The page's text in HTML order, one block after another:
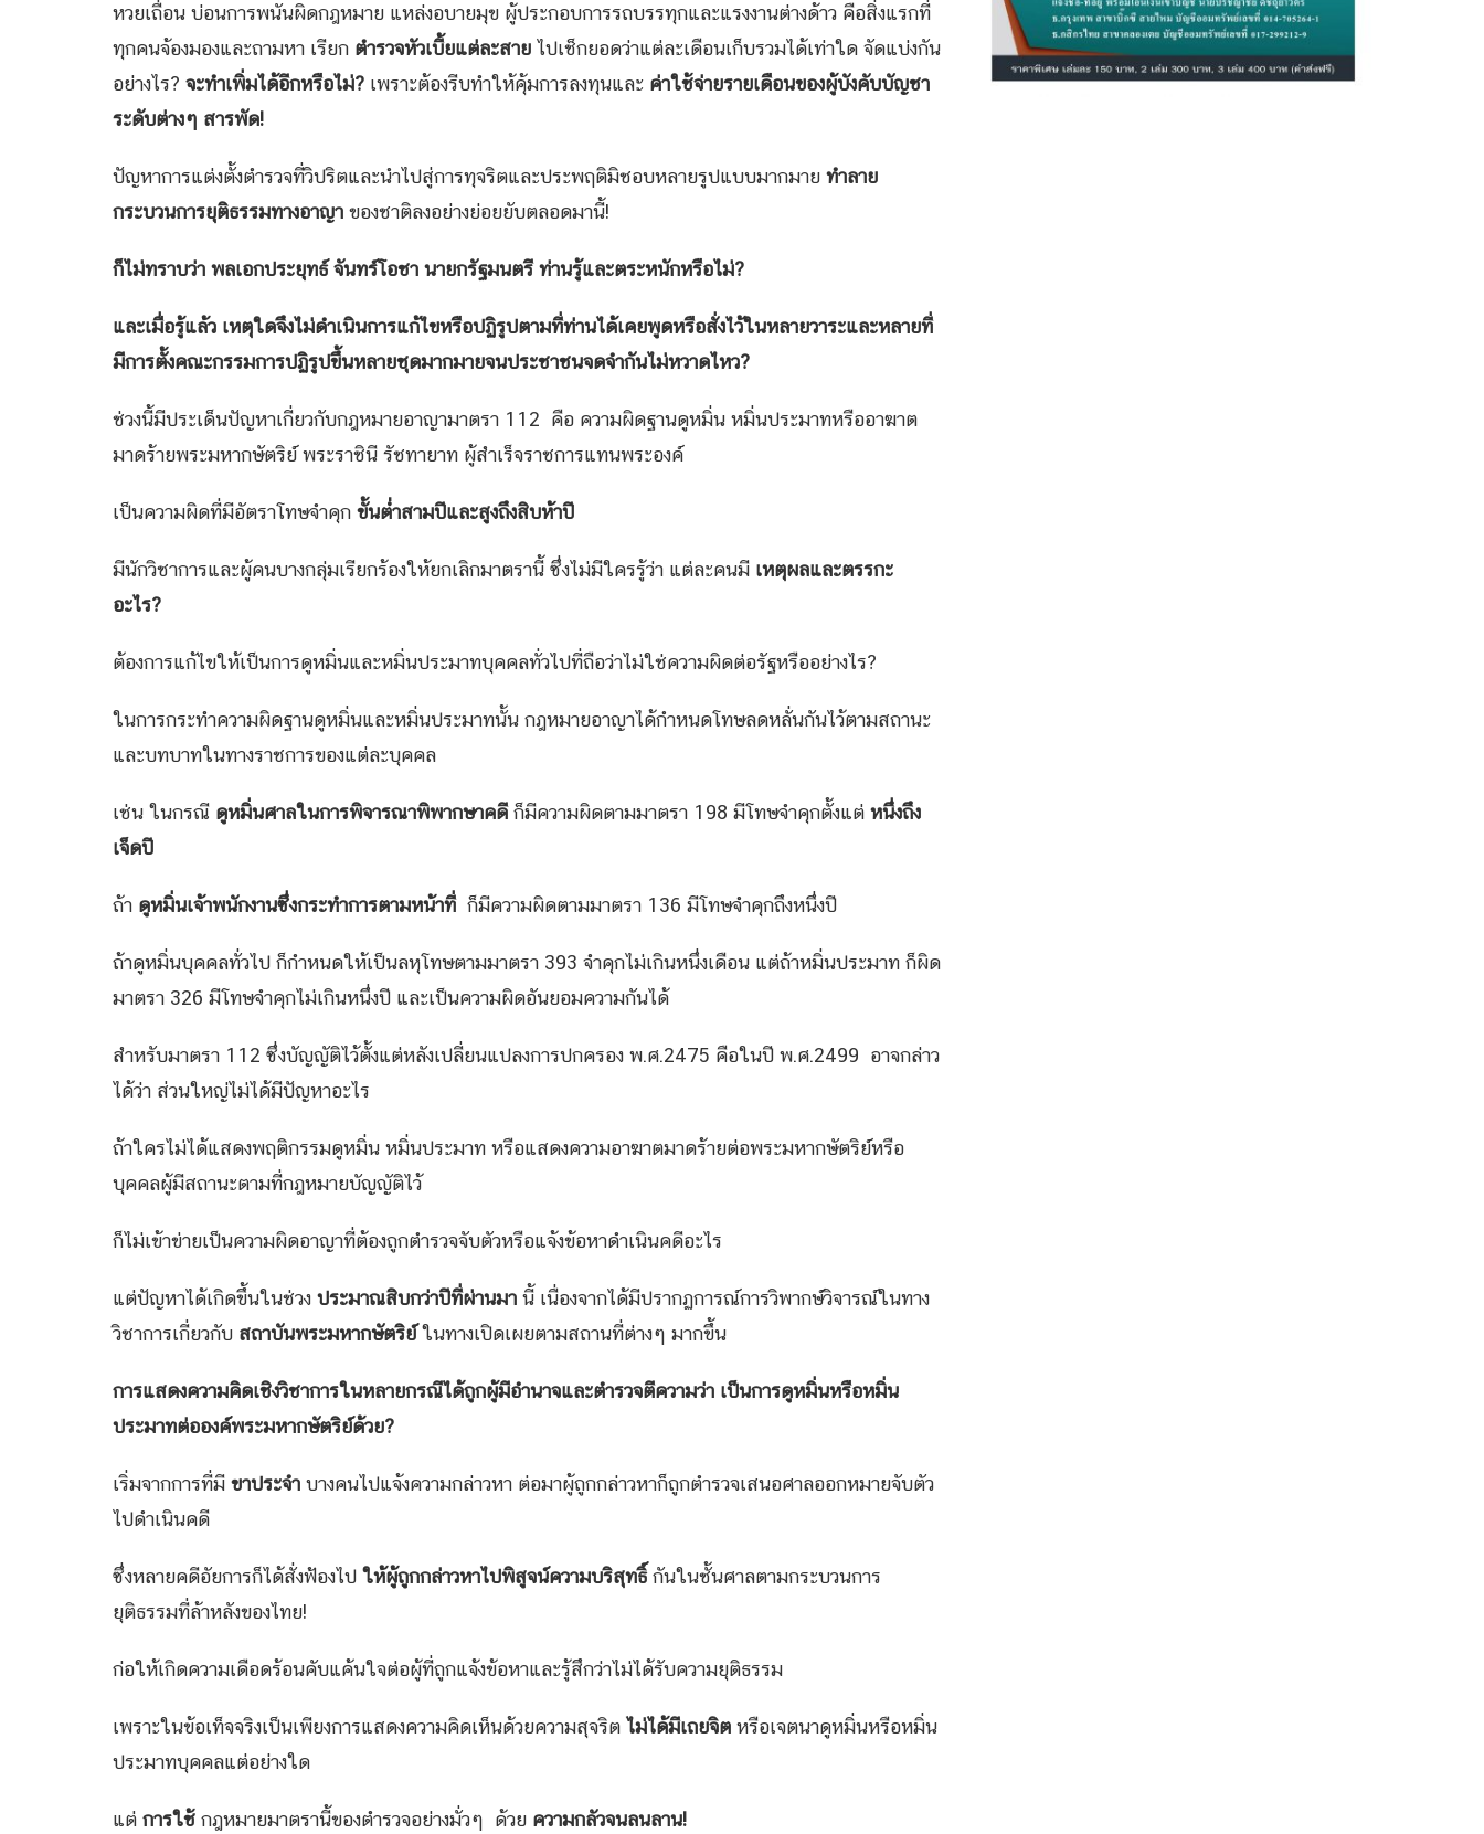
หวยเถื่อน บ่อนการพนันผิดกฎหมาย แหล่งอบายมุข ผู้ประกอบการรถบรรทุกและแรงงานต่างด้าว คือสิ่งแรกที่
ทุกคนจ้องมองและถามหา เรียก ตำรวจหัวเบี้ยแต่ละสาย ไปเช็กยอดว่าแต่ละเดือนเก็บรวมได้เท่าใด จัดแบ่งกัน
อย่างไร? จะทำเพิ่มได้อีกหรือไม่? เพราะต้องรีบทำให้คุ้มการลงทุนและ ค่าใช้จ่ายรายเดือนของผู้บังคับบัญชา
ระดับต่างๆ สารพัด!
ปัญหาการแต่งตั้งตำรวจที่วิปริตและนำไปสู่การทุจริตและประพฤติมิชอบหลายรูปแบบมากมาย ทำลาย
กระบวนการยุติธรรมทางอาญา ของชาติลงอย่างย่อยยับตลอดมานี้!
ก็ไม่ทราบว่า พลเอกประยุทธ์ จันทร์โอชา นายกรัฐมนตรี ท่านรู้และตระหนักหรือไม่?
และเมื่อรู้แล้ว เหตุใดจึงไม่ดำเนินการแก้ไขหรือปฏิรูปตามที่ท่านได้เคยพูดหรือสั่งไว้ในหลายวาระและหลายที่
มีการตั้งคณะกรรมการปฏิรูปขึ้นหลายชุดมากมายจนประชาชนจดจำกันไม่หวาดไหว?
ช่วงนี้มีประเด็นปัญหาเกี่ยวกับกฎหมายอาญามาตรา 112 คือ ความผิดฐานดูหมิ่น หมิ่นประมาทหรืออาฆาต
มาดร้ายพระมหากษัตริย์ พระราชินี รัชทายาท ผู้สำเร็จราชการแทนพระองค์
เป็นความผิดที่มีอัตราโทษจำคุก ขั้นต่ำสามปีและสูงถึงสิบห้าปี
มีนักวิชาการและผู้คนบางกลุ่มเรียกร้องให้ยกเลิกมาตรานี้ ซึ่งไม่มีใครรู้ว่า แต่ละคนมี เหตุผลและตรรกะ
อะไร?
ต้องการแก้ไขให้เป็นการดูหมิ่นและหมิ่นประมาทบุคคลทั่วไปที่ถือว่าไม่ใช่ความผิดต่อรัฐหรืออย่างไร?
ในการกระทำความผิดฐานดูหมิ่นและหมิ่นประมาทนั้น กฎหมายอาญาได้กำหนดโทษลดหลั่นกันไว้ตามสถานะ
และบทบาทในทางราชการของแต่ละบุคคล
เช่น ในกรณี ดูหมิ่นศาลในการพิจารณาพิพากษาคดีก็มีความผิดตามมาตรา 198 มีโทษจำคุกตั้งแต่ หนึ่งถึง
เจ็ดปี
ถ้า ดูหมิ่นเจ้าพนักงานซึ่งกระทำการตามหน้าที่ก็มีความผิดตามมาตรา 136 มีโทษจำคุกถึงหนึ่งปี
ถ้าดูหมิ่นบุคคลทั่วไป ก็กำหนดให้เป็นลหุโทษตามมาตรา 393 จำคุกไม่เกินหนึ่งเดือน แต่ถ้าหมิ่นประมาท ก็ผิด
มาตรา 326 มีโทษจำคุกไม่เกินหนึ่งปี และเป็นความผิดอันยอมความกันได้
สำหรับมาตรา 112 ซึ่งบัญญัติไว้ตั้งแต่หลังเปลี่ยนแปลงการปกครอง พ.ศ.2475 คือในปี พ.ศ.2499 อาจกล่าว
ได้ว่า ส่วนใหญ่ไม่ได้มีปัญหาอะไร
ถ้าใครไม่ได้แสดงพฤติกรรมดูหมิ่น หมิ่นประมาท หรือแสดงความอาฆาตมาดร้ายต่อพระมหากษัตริย์หรือ
บุคคลผู้มีสถานะตามที่กฎหมายบัญญัติไว้
ก็ไม่เข้าข่ายเป็นความผิดอาญาที่ต้องถูกตำรวจจับตัวหรือแจ้งข้อหาดำเนินคดีอะไร
แต่ปัญหาได้เกิดขึ้นในช่วง ประมาณสิบกว่าปีที่ผ่านมา นี้ เนื่องจากได้มีปรากฏการณ์การวิพากษ์วิจารณ์ในทาง
วิชาการเกี่ยวกับ สถาบันพระมหากษัตริย์ในทางเปิดเผยตามสถานที่ต่างๆ มากขึ้น
การแสดงความคิดเชิงวิชาการในหลายกรณีได้ถูกผู้มีอำนาจและตำรวจตีความว่า เป็นการดูหมิ่นหรือหมิ่น
ประมาทต่อองค์พระมหากษัตริย์ด้วย?
เริ่มจากการที่มี ขาประจำ บางคนไปแจ้งความกล่าวหา ต่อมาผู้ถูกกล่าวหาก็ถูกตำรวจเสนอศาลออกหมายจับตัว
ไปดำเนินคดี
ซึ่งหลายคดีอัยการก็ได้สั่งฟ้องไป ให้ผู้ถูกกล่าวหาไปพิสูจน์ความบริสุทธิ์กันในชั้นศาลตามกระบวนการ
ยุติธรรมที่ล้าหลังของไทย!
ก่อให้เกิดความเดือดร้อนคับแค้นใจต่อผู้ที่ถูกแจ้งข้อหาและรู้สึกว่าไม่ได้รับความยุติธรรม
เพราะในข้อเท็จจริงเป็นเพียงการแสดงความคิดเห็นด้วยความสุจริต ไม่ได้มีเถยจิต หรือเจตนาดูหมิ่นหรือหมิ่น
ประมาทบุคคลแต่อย่างใด
แต่ การใช้ กฎหมายมาตรานี้ของตำรวจอย่างมั่วๆ ด้วย ความกลัวจนลนลาน!